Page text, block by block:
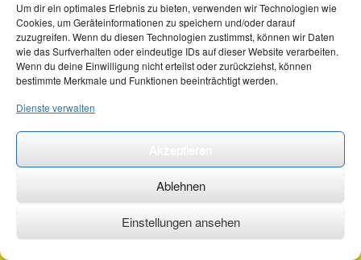
Um dir ein optimales Erlebnis zu bieten, verwenden wir Technologien wie
Cookies, um Geräteinformationen zu speichern und/oder darauf
zuzugreifen. Wenn du diesen Technologien zustimmst, können wir Daten
wie das Surfverhalten oder eindeutige IDs auf dieser Website verarbeiten.
Wenn du deine Einwilligung nicht erteilst oder zurückziehst, können
bestimmte Merkmale und Funktionen beeinträchtigt werden.
Dienste verwalten
Ablehnen
Einstellungen ansehen
©2026 ·erstehilfekurs-mauch.de ·AGB ·Datenschutzerklärung ·Impressum ·